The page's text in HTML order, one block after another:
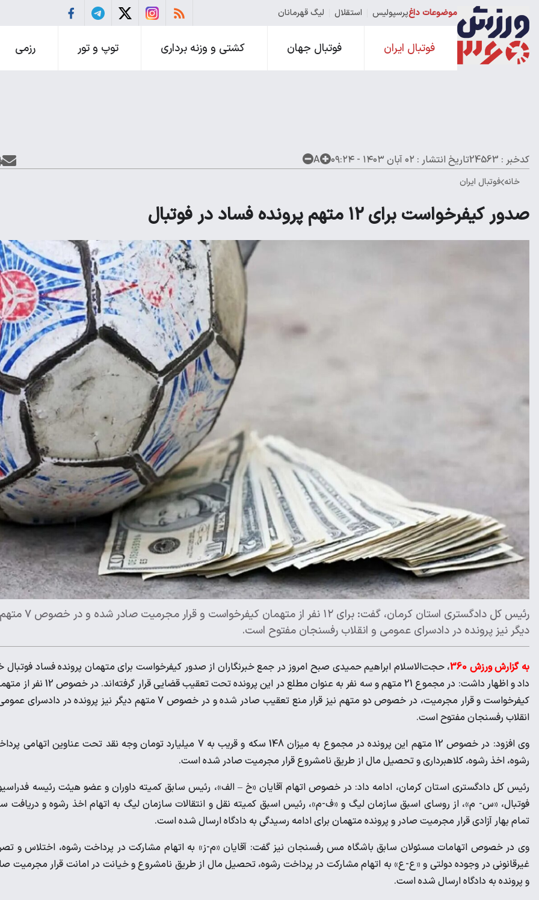
موضوعات داغپرسپولیس استقلال لیگ قهرمانان
فوتبال ایران فوتبال جهان کشتی و وزنه برداری توپ و تور رزمی
کدخبر : 24563 تاریخ انتشار : ۰۲ آبان ۱۴۰۳ - ۰۹:۲۴ A
خانه فوتبال ایران
صدور کیفرخواست برای ۱۲ متهم پرونده فساد در فوتبال
رئیس کل دادگستری استان کرمان، گفت: برای ۱۲ نفر از متهمان کیفرخواست و قرار مجرمیت صادر شده و در خصوص ۷ متهم
دیگر نیز پرونده در دادسرای عمومی و انقلاب رفسنجان مفتوح است.
به گزارش ورزش 360
، حجت‌الاسلام ابراهیم حمیدی صبح امروز در جمع خبرنگاران از صدور کیفرخواست برای متهمان پرونده فساد فوتبال
داد و اظهار داشت: در مجموع 21 متهم و سه نفر به عنوان مطلع در این پرونده تحت تعقیب قضایی قرار
کیفرخواست و قرار مجرمیت، در خصوص دو متهم نیز قرار منع تعقیب صادر شده و در خصوص 7 متهم دیگر نیز پرونده در
انقلاب رفسنجان مفتوح است.
وی افزود: در خصوص 12 متهم این پرونده در مجموع به میزان 148 سکه و قریب به 7 میلیارد تومان وجه نقد تحت عناوین اتهامی
رشوه، اخذ رشوه، کلاهبرداری و تحصیل مال از طریق نامشروع قرار مجرمیت صادر شده است.
رئیس کل دادگستری استان کرمان، ادامه داد: در خصوص اتهام آقایان «خ – الف»، رئیس سابق کمیته داوران و عضو هیئت رئیسه
فوتبال، «س- م»، از روسای اسبق سازمان لیگ و «ف-م»، رئیس اسبق کمیته نقل و انتقالات سازمان لیگ به اتهام اخذ رشوه و دریافت
تمام بهار آزادی قرار مجرمیت صادر و پرونده متهمان برای ادامه رسیدگی به دادگاه ارسال شده است.
وی در خصوص اتهامات مسئولان سابق باشگاه مس رفسنجان نیز گفت: آقایان «م-ز» به اتهام مشارکت در پرداخت رشوه، اختلاس و
غیرقانونی در وجوده دولتی و «ع-ع» به اتهام مشارکت در پرداخت رشوه، تحصیل مال از طریق نامشروع و خیانت در امانت قرار مجرمیت
و پرونده به دادگاه ارسال شده است.